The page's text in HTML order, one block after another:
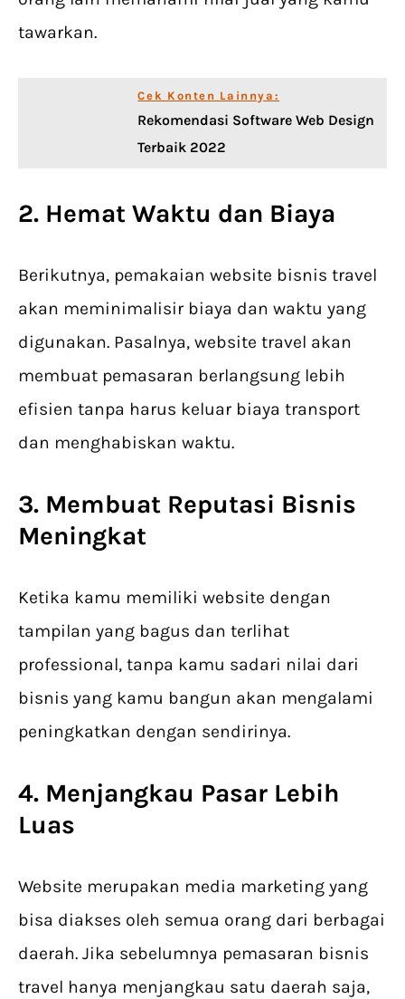
tawarkan.
Cek Konten Lainnya:
Rekomendasi Software Web Design
Terbaik 2022
2. Hemat Waktu dan Biaya
Berikutnya, pemakaian website bisnis travel
akan meminimalisir biaya dan waktu yang
digunakan. Pasalnya, website travel akan
membuat pemasaran berlangsung lebih
efisien tanpa harus keluar biaya transport
dan menghabiskan waktu.
3. Membuat Reputasi Bisnis
Meningkat
Ketika kamu memiliki website dengan
tampilan yang bagus dan terlihat
professional, tanpa kamu sadari nilai dari
bisnis yang kamu bangun akan mengalami
peningkatkan dengan sendirinya.
4. Menjangkau Pasar Lebih
Luas
Website merupakan media marketing yang
bisa diakses oleh semua orang dari berbagai
daerah. Jika sebelumnya pemasaran bisnis
travel hanya menjangkau satu daerah saja,